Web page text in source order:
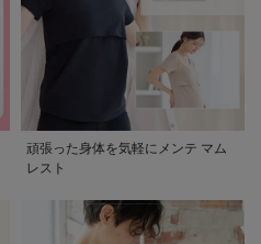
頑張った身体を気軽にメンテ マム
レスト